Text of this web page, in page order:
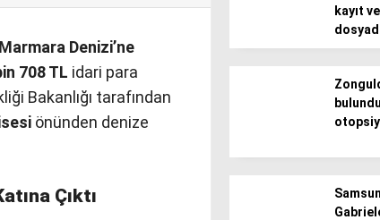
Marmara Denizi’ne
708 TL idari para
Bakanlığı tarafından
önünden denize
Çıktı
kayıt